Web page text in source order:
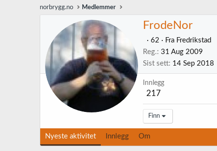
norbrygg.no Medlemmer
FrodeNor
· 62 · Fra Fredrikstad
Reg. 31 Aug 2009
Sist sett 14 Sep 2018
Innlegg
217
Finn
Nyeste aktivitet Innlegg Om